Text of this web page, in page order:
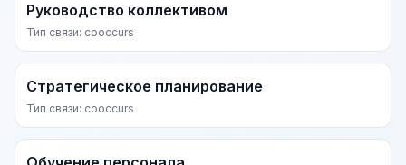
Руководство коллективом
Тип связи: cooccurs
Стратегическое планирование
Тип связи: cooccurs